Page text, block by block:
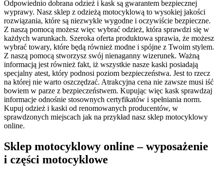
Odpowiednio dobrana odzież i kask są gwarantem bezpiecznej
wyprawy. Nasz sklep z odzieżą motocyklową to wysokiej jakości
rozwiązania, które są niezwykle wygodne i oczywiście bezpieczne.
Z naszą pomocą możesz więc wybrać odzież, która sprawdzi się w
każdych warunkach. Szeroka oferta produktowa sprawia, że możesz
wybrać towary, które będą również modne i spójne z Twoim stylem.
Z naszą pomocą stworzysz swój nienaganny wizerunek. Ważną
informacją jest również fakt, iż wszystkie nasze kaski posiadają
specjalny atest, który podnosi poziom bezpieczeństwa. Jest to rzecz
na której nie warto oszczędzać. Atrakcyjna cena nie zawsze musi iść
bowiem w parze z bezpieczeństwem. Kupując więc kask sprawdzaj
informacje odnośnie stosownych certyfikatów i spełniania norm.
Kupuj odzież i kaski od renomowanych producentów, w
sprawdzonych miejscach jak na przykład nasz sklep motocyklowy
online.
Sklep motocyklowy online – wyposażenie
i części motocyklowe